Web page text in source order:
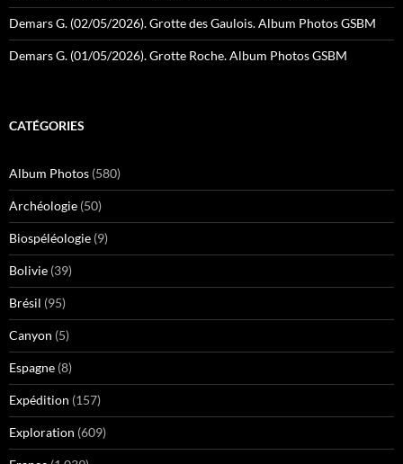
Demars G. (02/05/2026). Grotte des Gaulois. Album Photos GSBM
Demars G. (01/05/2026). Grotte Roche. Album Photos GSBM
CATÉGORIES
Album Photos (580)
Archéologie (50)
Biospéléologie (9)
Bolivie (39)
Brésil (95)
Canyon (5)
Espagne (8)
Expédition (157)
Exploration (609)